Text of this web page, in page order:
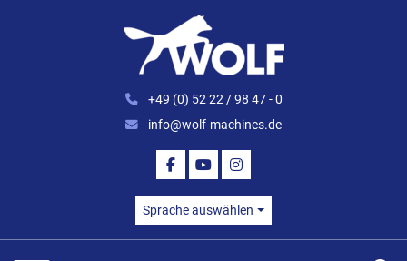
+49 (0) 52 22 / 98 47 - 0
info@wolf-machines.de
FACEBOOK
YOUTUBEINSTAGRAM
Sprache auswählen